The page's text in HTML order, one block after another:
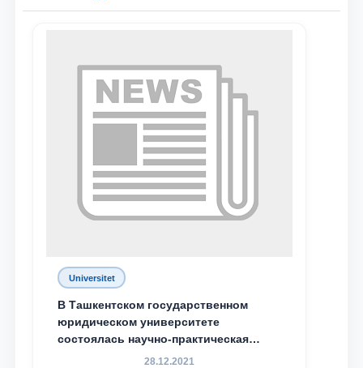
Universitet
В Ташкентском государственном
юридическом университете
состоялась научно-практическая
конференция магистрантов
28.12.2021